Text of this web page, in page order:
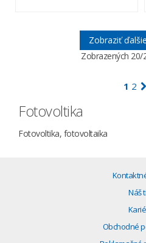
Zobraziť
Zobrazených 20/
1 2
Fotovoltika
Fotovoltika, fotovoltaika
Náš
Obchodné